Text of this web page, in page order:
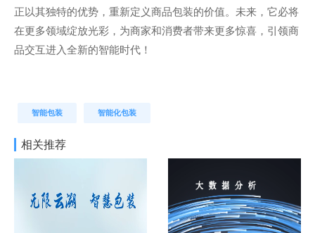
正以其独特的优势，重新定义商品包装的价值。未来，它必将
在更多领域绽放光彩，为商家和消费者带来更多惊喜，引领商
品交互进入全新的智能时代！
智能包装 智能化包装
相关推荐